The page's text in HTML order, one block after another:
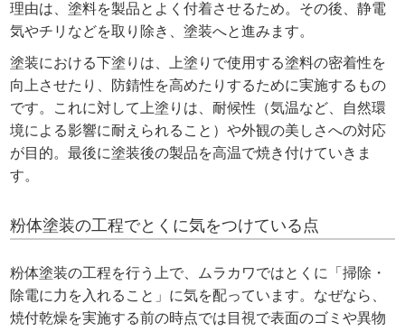
理由は、塗料を製品とよく付着させるため。その後、静電
気やチリなどを取り除き、塗装へと進みます。
塗装における下塗りは、上塗りで使用する塗料の密着性を
向上させたり、防錆性を高めたりするために実施するもの
です。これに対して上塗りは、耐候性（気温など、自然環
境による影響に耐えられること）や外観の美しさへの対応
が目的。最後に塗装後の製品を高温で焼き付けていきま
す。
粉体塗装の工程でとくに気をつけている点
粉体塗装の工程を行う上で、ムラカワではとくに「掃除・
除電に力を入れること」に気を配っています。なぜなら、
焼付乾燥を実施する前の時点では目視で表面のゴミや異物